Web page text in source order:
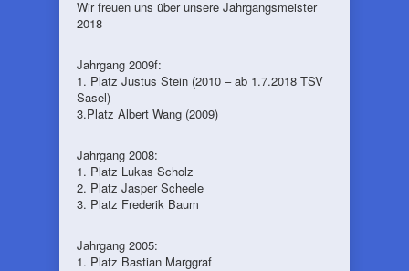
Wir freuen uns über unsere Jahrgangsmeister
2018
Jahrgang 2009f:
1. Platz Justus Stein (2010 – ab 1.7.2018 TSV
Sasel)
3.Platz Albert Wang (2009)
Jahrgang 2008:
1. Platz Lukas Scholz
2. Platz Jasper Scheele
3. Platz Frederik Baum
Jahrgang 2005:
1. Platz Bastian Marggraf